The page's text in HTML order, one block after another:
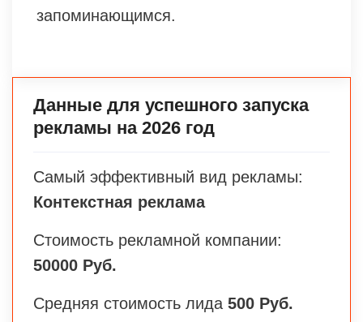
запоминающимся.
Данные для успешного запуска
рекламы на 2026 год
Самый эффективный вид рекламы:
Контекстная реклама
Стоимость рекламной компании:
50000 Руб.
Средняя стоимость лида 500 Руб.